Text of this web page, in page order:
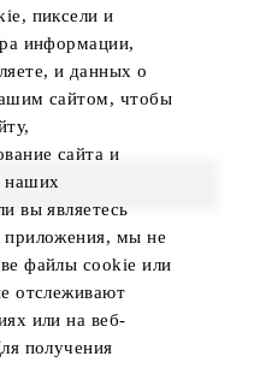
room
пиксели и
информации,
и данных о
сайтом, чтобы
сайта и
наших
вы являетесь
приложения, мы не
файлы cookie или
отслеживают
или на веб-
получения